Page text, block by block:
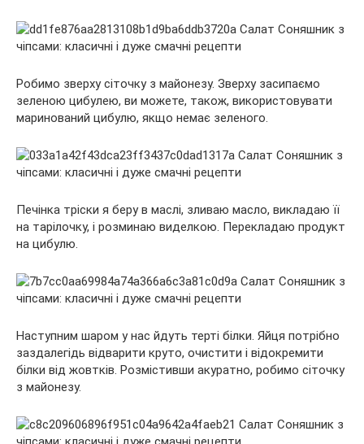
Робимо зверху сіточку з майонезу. Зверху засипаємо
зеленою цибулею, ви можете, також, використовувати
маринований цибулю, якщо немає зеленого.
Печінка тріски я беру в маслі, зливаю масло, викладаю її
на тарілочку, і розминаю виделкою. Перекладаю продукт
на цибулю.
Наступним шаром у нас йдуть терті білки. Яйця потрібно
заздалегідь відварити круто, очистити і відокремити
білки від жовтків. Розмістивши акуратно, робимо сіточку
з майонезу.